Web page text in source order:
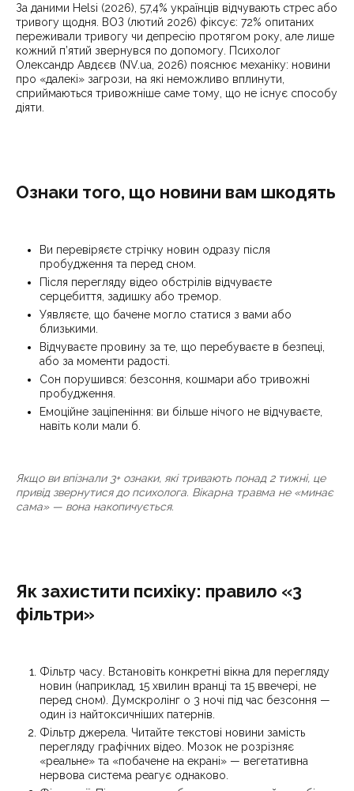
За даними Helsi (2026), 57,4% українців відчувають стрес або
тривогу щодня. ВОЗ (лютий 2026) фіксує: 72% опитаних
переживали тривогу чи депресію протягом року, але лише
кожний п’ятий звернувся по допомогу. Психолог
Олександр Авдєєв (NV.ua, 2026) пояснює механіку: новини
про «далекі» загрози, на які неможливо вплинути,
сприймаються тривожніше саме тому, що не існує способу
діяти.
Ознаки того, що новини вам шкодять
Ви перевіряєте стрічку новин одразу після
пробудження та перед сном.
Після перегляду відео обстрілів відчуваєте
серцебиття, задишку або тремор.
Уявляєте, що бачене могло статися з вами або
близькими.
Відчуваєте провину за те, що перебуваєте в безпеці,
або за моменти радості.
Сон порушився: безсоння, кошмари або тривожні
пробудження.
Емоційне заціпеніння: ви більше нічого не відчуваєте,
навіть коли мали б.
Якщо ви впізнали 3+ ознаки, які тривають понад 2 тижні, це
привід звернутися до психолога. Вікарна травма не «минає
сама» — вона накопичується.
Як захистити психіку: правило «3
фільтри»
Фільтр часу. Встановіть конкретні вікна для перегляду
новин (наприклад, 15 хвилин вранці та 15 ввечері, не
перед сном). Думскролінг о 3 ночі під час безсоння —
один із найтоксичніших патернів.
Фільтр джерела. Читайте текстові новини замість
перегляду графічних відео. Мозок не розрізняє
«реальне» та «побачене на екрані» — вегетативна
нервова система реагує однаково.